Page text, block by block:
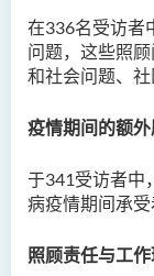
在336名受访者
问题， 这些照
和社会问题、 社
疫情期间的额
于341受访者中，
病疫情期间承受
照顾责任与工